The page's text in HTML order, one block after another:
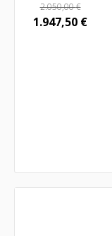
2.050,00€
1.947,50 €